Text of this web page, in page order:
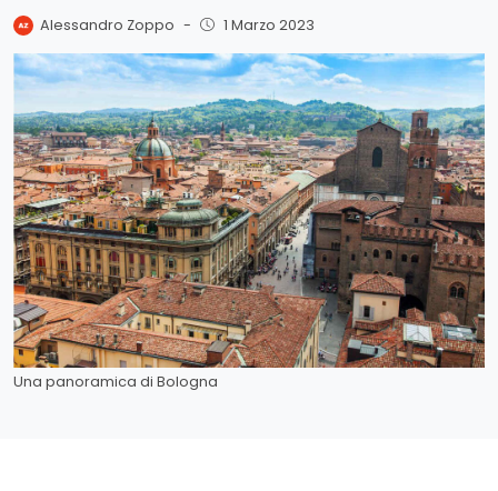
Alessandro Zoppo - 1 Marzo 2023
Una panoramica di Bologna